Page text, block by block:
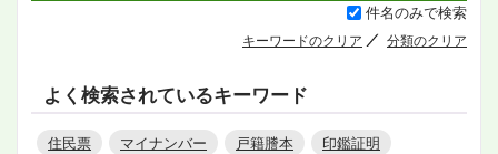
件名のみで検索
キーワードのクリア 分類のクリア
よく検索されているキーワード
住民票 マイナンバー 戸籍謄本
印鑑証明